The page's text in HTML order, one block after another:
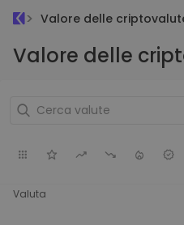
Valore delle
Valore delle
Valuta